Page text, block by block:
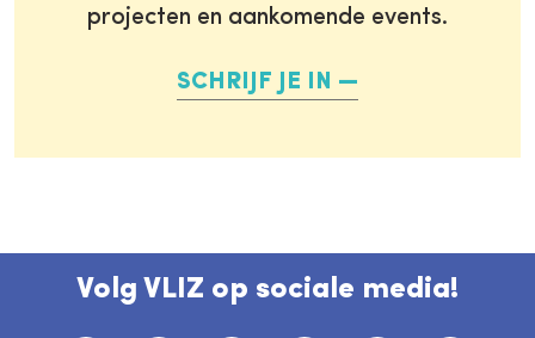
projecten en aankomende events.
SCHRIJF JE IN
Volg VLIZ op sociale media!